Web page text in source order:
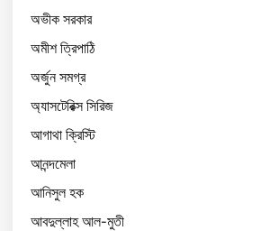
অভীক সরকার
অমীশ ত্রিপাঠি
অর্জুন সমগ্র
অ্যাসটেরিক্স সিরিজ
আগাথা ক্রিস্টি
আনন্দমেলা
আনিসুল হক
আবদুল্লাহ আল-মুতী